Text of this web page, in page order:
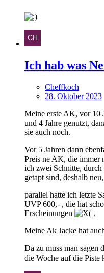
Ich hab was
Cheffkoch
28. Oktober 2023
Meine erste AK, vor 10
und 4 Jahre genutzt,
sie auch noch.
Vor 5 Jahren dann
Preis ne AK, die immer
ich zwei Schnitte, durch
getapt sind, deshalb neu,
parallel hatte ich letzte
UVP 600,- , die hat
Erscheinungen
.
Meine Ak Jacke hat
Da zu muss man sagen
die Woche auf die Piste